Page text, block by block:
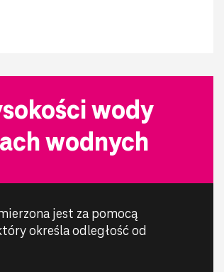
wody
wodnych
jest za pomocą
określa odległość od